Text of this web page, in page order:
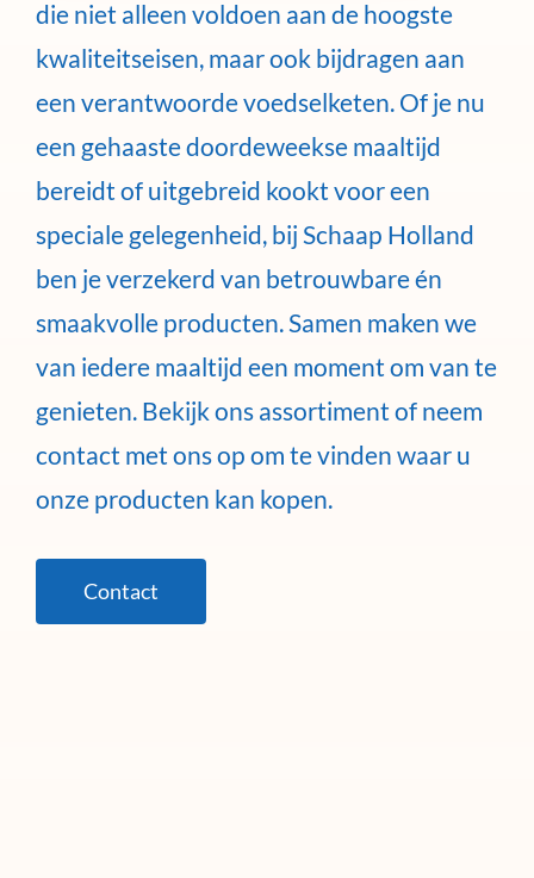
die niet alleen voldoen aan de hoogste
kwaliteitseisen, maar ook bijdragen aan
een verantwoorde voedselketen. Of je nu
een gehaaste doordeweekse maaltijd
bereidt of uitgebreid kookt voor een
speciale gelegenheid, bij Schaap Holland
ben je verzekerd van betrouwbare én
smaakvolle producten. Samen maken we
van iedere maaltijd een moment om van te
genieten. Bekijk ons assortiment of neem
contact met ons op om te vinden waar u
onze producten kan kopen.
Contact